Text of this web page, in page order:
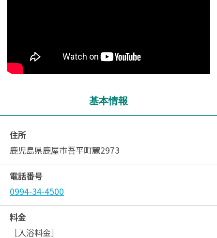
基本情報
住所
鹿児島県鹿屋市吾平町麓2973
電話番号
0994-34-4500
料金
［入浴料金］